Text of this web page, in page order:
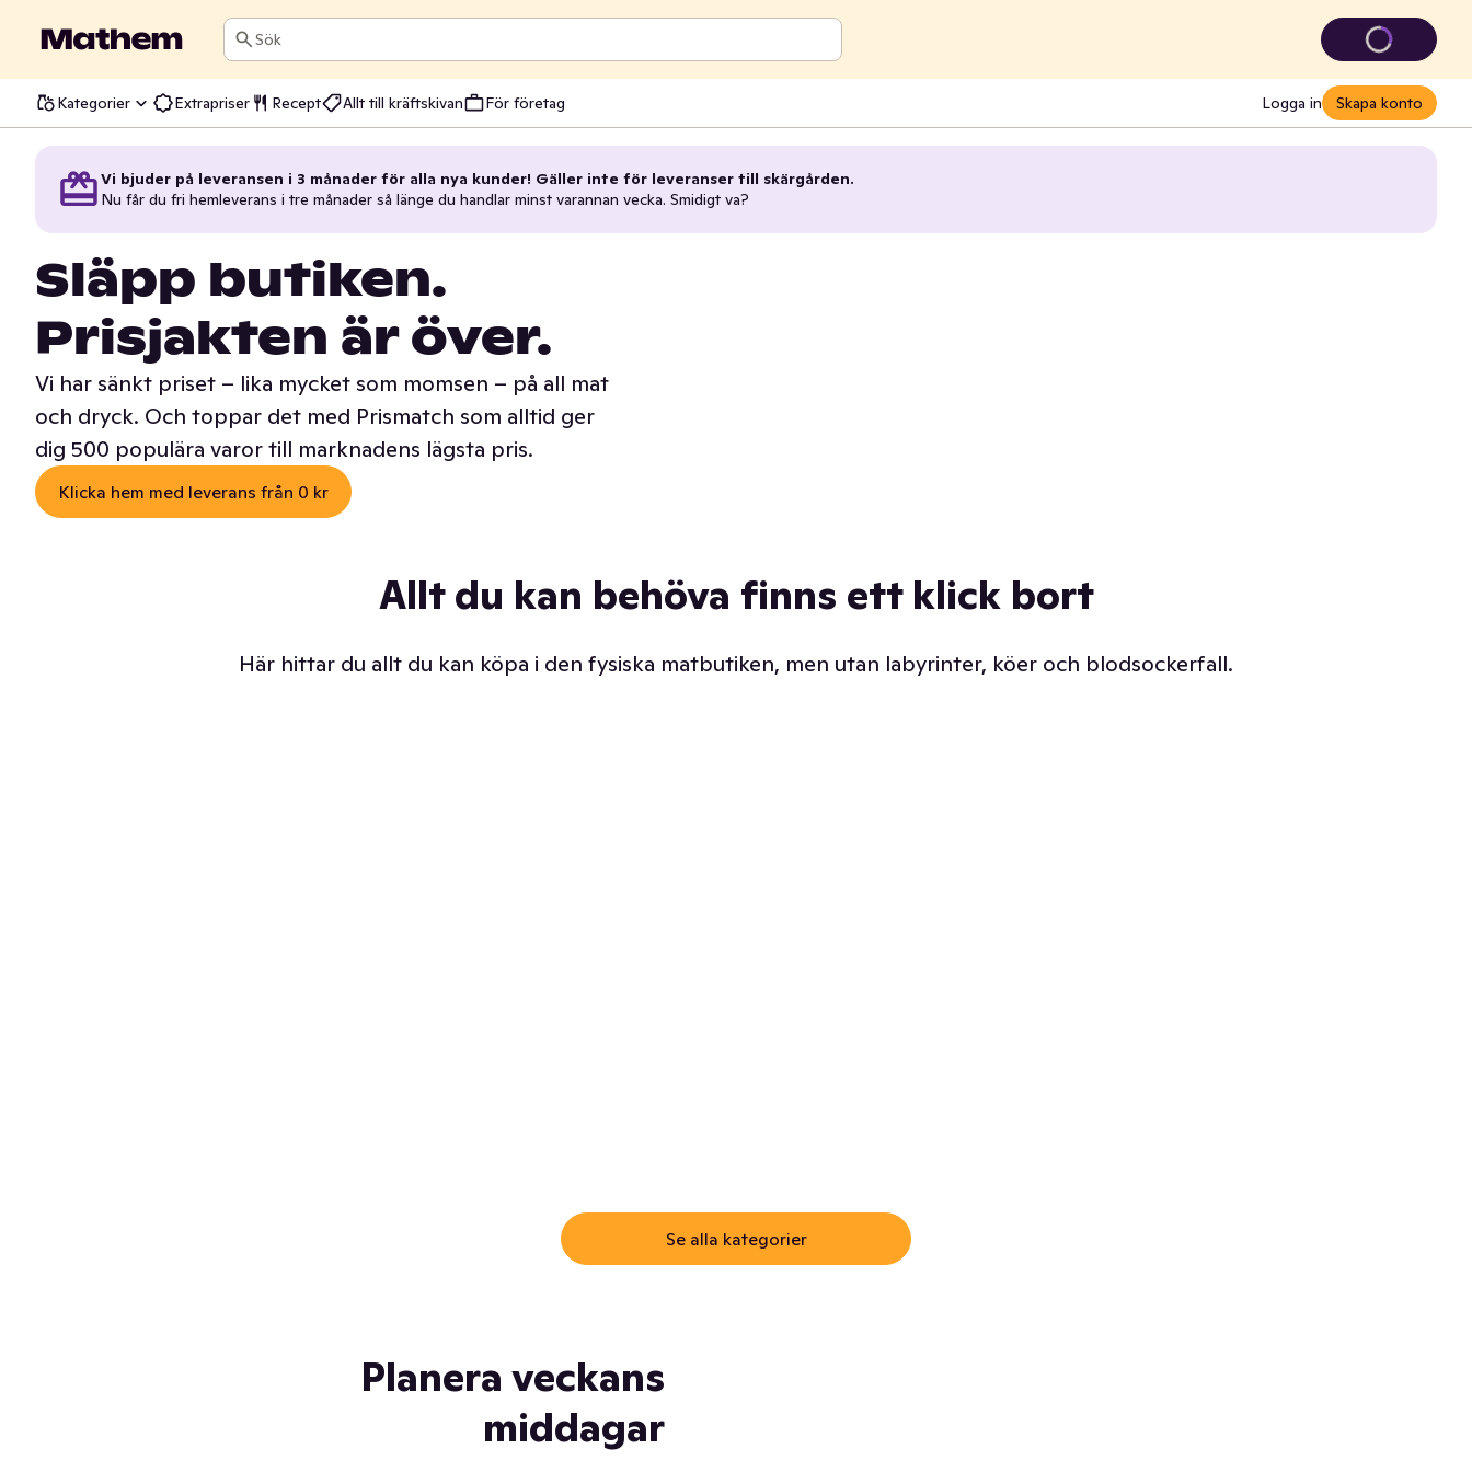
Sök
Kategorier Extrapriser Recept Allt till kräftskivan För företag Logga in Skapa konto
Vi bjuder på leveransen i 3 månader för alla nya kunder! Gäller inte för leveranser till skärgården.
Nu får du fri hemleverans i tre månader så länge du handlar minst varannan vecka. Smidigt va?
Släpp butiken.
Prisjakten är över.
Vi har sänkt priset – lika mycket som momsen – på all mat
och dryck. Och toppar det med Prismatch som alltid ger
dig 500 populära varor till marknadens lägsta pris.
Klicka hem med leverans från 0 kr
Allt du kan behöva finns ett klick bort
Här hittar du allt du kan köpa i den fysiska matbutiken, men utan labyrinter, köer och blodsockerfall.
Se alla kategorier
Planera veckans
middagar